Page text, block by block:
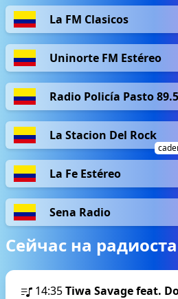
La FM Clasicos
Uninorte FM Estéreo
Radio Policía Pasto
La Stacion Del Rock
La Fe Estéreo
Sena Radio
Сейчас на
14:35Tiwa Savage feat.